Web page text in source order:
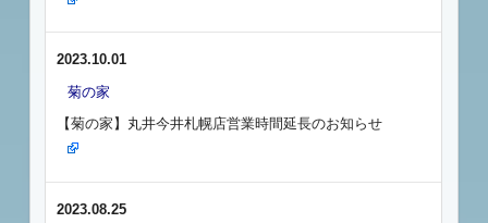
2023.10.01
菊の家
【菊の家】丸井今井札幌店営業時間延長のお知らせ
2023.08.25